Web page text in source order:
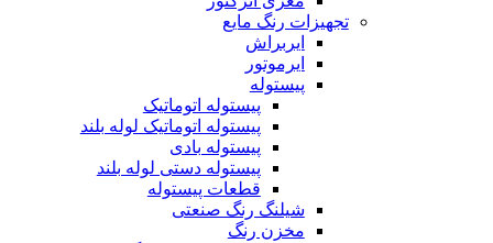
تجهیزات رنگ مایع
ایربراش
ایرموتور
پیستوله
پیستوله اتوماتیک
پیستوله اتوماتیک لوله بلند
پیستوله بادی
پیستوله دستی لوله بلند
قطعات پیستوله
شیلنگ رنگ صنعتی
مخزن رنگ